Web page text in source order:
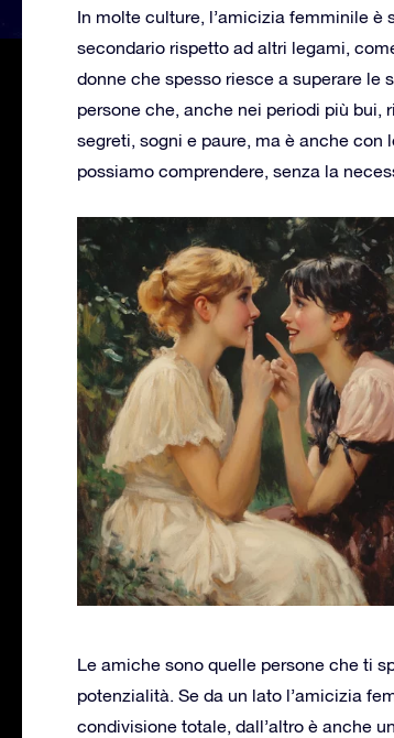
In molte culture, l’amicizia femminile è
secondario rispetto ad altri legami,
donne che spesso riesce a superare le
persone che, anche nei periodi più
segreti, sogni e paure, ma è anche
possiamo comprendere, senza la
Le amiche sono quelle persone che ti
potenzialità. Se da un lato l’amicizia
condivisione totale, dall’altro è anche